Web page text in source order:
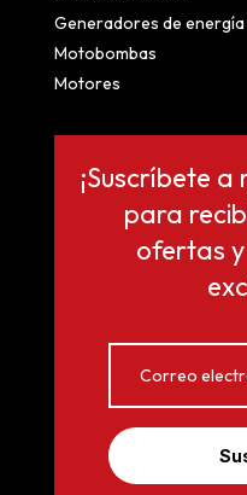
Generadores de energía
Motobombas
Motores
¡Suscríbete
para
ofertas